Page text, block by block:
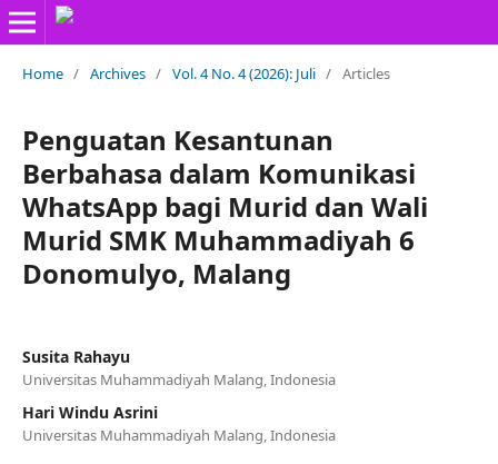
Home / Archives / Vol. 4 No. 4 (2026): Juli / Articles
Penguatan Kesantunan
Berbahasa dalam Komunikasi
WhatsApp bagi Murid dan Wali
Murid SMK Muhammadiyah 6
Donomulyo, Malang
Susita Rahayu
Universitas Muhammadiyah Malang, Indonesia
Hari Windu Asrini
Universitas Muhammadiyah Malang, Indonesia